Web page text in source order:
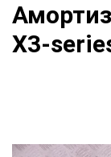
X3-